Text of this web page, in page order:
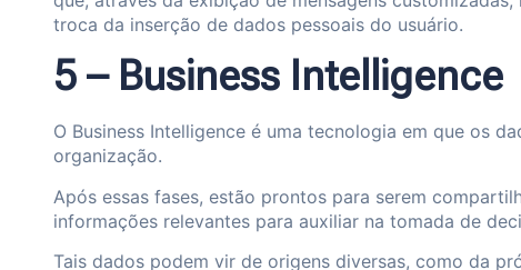
troca da inserção de dados pessoais do usuário.
5 – Business Intelligence
O Business Intelligence é uma tecnologia em que os
organização.
Após essas fases, estão prontos para serem
informações relevantes para auxiliar na tomada de
Tais dados podem vir de origens diversas, como da